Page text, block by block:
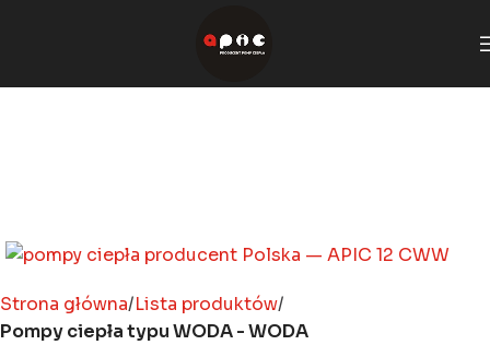
Strona główna Lista produktów
Pompy ciepła typu WODA - WODA